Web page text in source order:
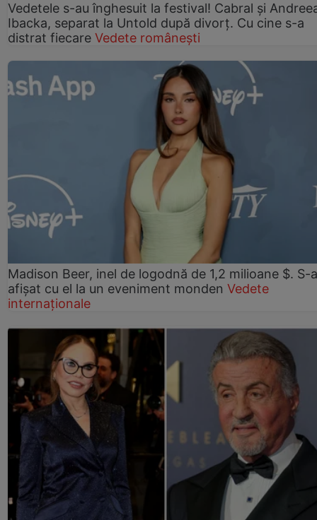
Vedetele s-au înghesuit la festival! Cabral și
Ibacka, separat la Untold după divorț. Cu cine s-a
distrat fiecare Vedete românești
Madison Beer, inel de logodnă de 1,2 milioane $. S-a
afișat cu el la un eveniment monden Vedete
internaționale